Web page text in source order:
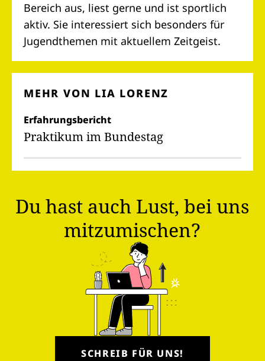
Bereich aus, liest gerne und ist sportlich
aktiv. Sie interessiert sich besonders für
Jugendthemen mit aktuellem Zeitgeist.
MEHR VON LIA LORENZ
Erfahrungsbericht
Praktikum im Bundestag
Du hast auch Lust, bei uns
mitzumischen?
SCHREIB FÜR UNS!